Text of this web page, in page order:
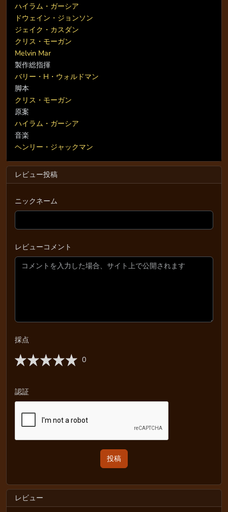
ハイラム・ガーシア
ドウェイン・ジョンソン
ジェイク・カスダン
クリス・モーガン
Melvin Mar
製作総指揮
バリー・H・ウォルドマン
脚本
クリス・モーガン
原案
ハイラム・ガーシア
音楽
ヘンリー・ジャックマン
レビュー投稿
ニックネーム
レビューコメント
採点
0
認証
レビュー